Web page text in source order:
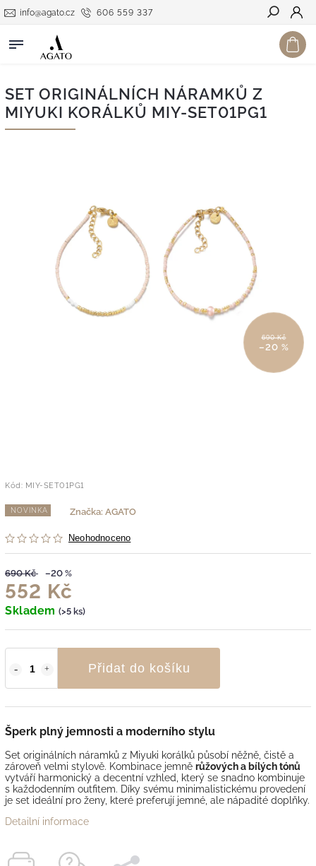
606 559 337
info@agato.cz
Hledat
SET ORIGINÁLNÍCH NÁRAMKŮ Z
MIYUKI KORÁLKŮ MIY-SET01PG1
690 Kč
–20 %
Kód: MIY-SET01PG1
NOVINKA
Neohodnoceno
Značka: AGATO
690 Kč –20 %
552 Kč
Skladem (>5 ks)
Přidat do košíku
Šperk plný jemnosti a moderního stylu
Set originálních náramků z Miyuki korálků působí něžně, čistě a
zároveň velmi stylově. Kombinace jemně růžových a bílých tónů
vytváří harmonický a decentní vzhled, který se snadno kombinuje
s každodenním outfitem. Díky svému minimalistickému provedení
je set ideální pro ženy, které preferují jemné, ale nápadité doplňky.
Detailní informace